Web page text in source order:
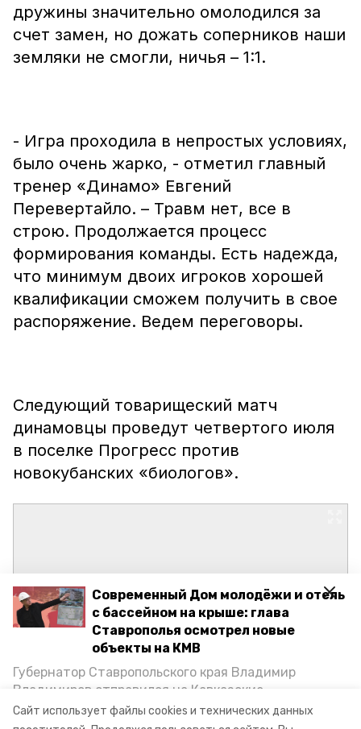
Сайт использует файлы cookies и технических данных
Современный Дом молодёжи и отель
с бассейном на крыше: глава
Ставрополья осмотрел новые
объекты на КМВ
Губернатор Ставропольского края Владимир
Владимиров отправился на Кавказские
Минеральные Воды, чтобы проинспектировать
строительство объектов в Кисловодске и
дружины значительно омолодился за
счет замен, но дожать соперников наши
земляки не смогли, ничья – 1:1.
- Игра проходила в непростых условиях,
было очень жарко, - отметил главный
тренер «Динамо» Евгений
Перевертайло. – Травм нет, все в
строю. Продолжается процесс
формирования команды. Есть надежда,
что минимум двоих игроков хорошей
квалификации сможем получить в свое
распоряжение. Ведем переговоры.
Следующий товарищеский матч
динамовцы проведут четвертого июля
в поселке Прогресс против
новокубанских «биологов».